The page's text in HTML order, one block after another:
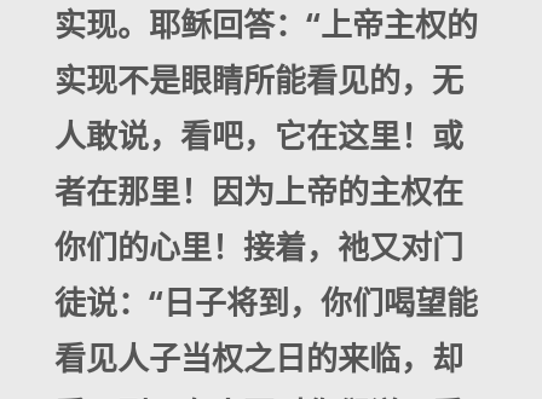
实现。耶稣回答：“上帝主权的
实现不是眼睛所能看见的，无
人敢说，看吧，它在这里！或
者在那里！因为上帝的主权在
你们的心里！接着，祂又对门
徒说：“日子将到，你们喝望能
看见人子当权之日的来临，却